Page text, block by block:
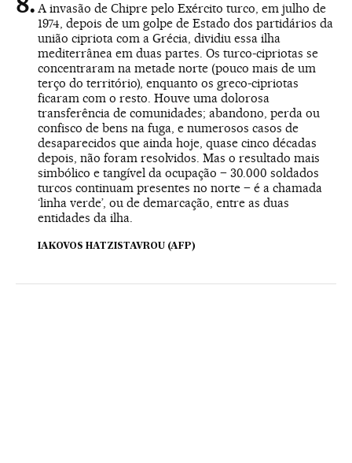
A invasão de Chipre pelo Exército turco, em julho de
1974, depois de um golpe de Estado dos partidários da
união cipriota com a Grécia, dividiu essa ilha
mediterrânea em duas partes. Os turco-cipriotas se
concentraram na metade norte (pouco mais de um
terço do território), enquanto os greco-cipriotas
ficaram com o resto. Houve uma dolorosa
transferência de comunidades; abandono, perda ou
confisco de bens na fuga, e numerosos casos de
desaparecidos que ainda hoje, quase cinco décadas
depois, não foram resolvidos. Mas o resultado mais
simbólico e tangível da ocupação – 30.000 soldados
turcos continuam presentes no norte – é a chamada
‘linha verde’, ou de demarcação, entre as duas
entidades da ilha.
IAKOVOS HATZISTAVROU (AFP)